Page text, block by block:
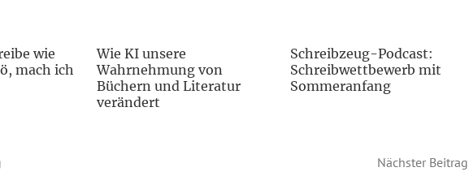
wie
mach ich
Wie KI unsere
Wahrnehmung von
Büchern und Literatur
verändert
Schreibzeug-Podcast:
Schreibwettbewerb mit
Sommeranfang
Nächster Beitrag